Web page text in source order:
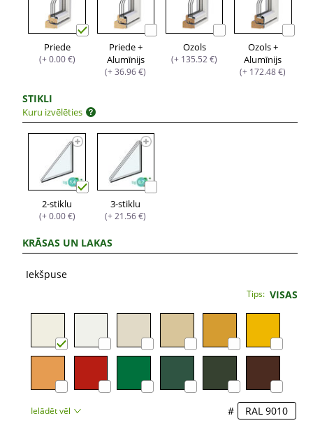
Priede
(+ 0.00 €)
Priede +
Alumīnijs
(+ 36.96 €)
Ozols
(+ 135.52 €)
Ozols +
Alumīnijs
(+ 172.48 €)
STIKLI
Kuru izvēlēties
2-stiklu
(+ 0.00 €)
3-stiklu
(+ 21.56 €)
KRĀSAS UN LAKAS
Iekšpuse
Tips: VISAS
Ielādēt vēl #